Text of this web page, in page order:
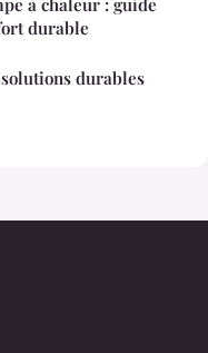
à chaleur : guide
durable
durables